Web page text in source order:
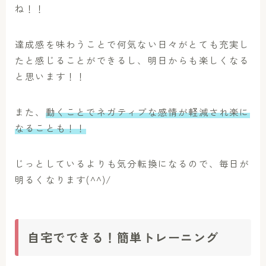
ね！！
達成感を味わうことで何気ない日々がとても充実し
たと感じることができるし、明日からも楽しくなる
と思います！！
また、 動くことでネガティブな感情が軽減され楽に
なることも！！
じっとしているよりも気分転換になるので、毎日が
明るくなります(^^)/
自宅でできる！簡単トレーニング